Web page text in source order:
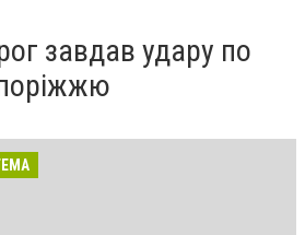
завдав удару по